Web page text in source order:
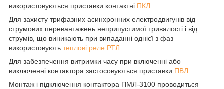
використовуються приставки контактні ПКЛ.
Для захисту трифазних асинхронних електродвигунів від
струмових перевантажень неприпустимої тривалості і від
струмів, що виникають при випаданні однієї з фаз
використовують теплові реле РТЛ.
Для забезпечення витримки часу при включенні або
виключенні контактора застосовуються приставки ПВЛ.
Монтаж і підключення контактора ПМЛ-3100 проводиться